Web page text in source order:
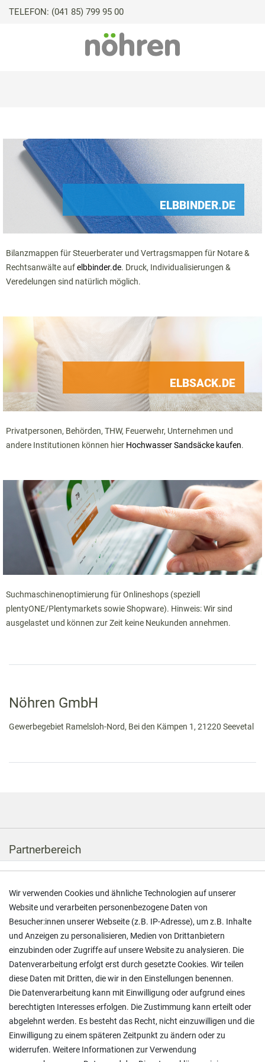
TELEFON: (041 85) 799 95 00
ELBBINDER.DE
Bilanzmappen für Steuerberater und Vertragsmappen für Notare &
Rechtsanwälte aufelbbinder.de. Druck, Individualisierungen &
Veredelungen sind natürlich möglich.
ELBSACK.DE
Privatpersonen, Behörden, THW, Feuerwehr, Unternehmen und
andere Institutionen können hier Hochwasser Sandsäcke kaufen.
Suchmaschinenoptimierung für Onlineshops (speziell
plentyONE/Plentymarkets sowie Shopware). Hinweis: Wir sind
ausgelastet und können zur Zeit keine Neukunden annehmen.
Nöhren GmbH
Gewerbegebiet Ramelsloh-Nord, Bei den Kämpen 1, 21220 Seevetal
Partnerbereich
Rechtliches
Impressum
Datenschutz
Service
Kontakt
Wir verwenden Cookies und ähnliche Technologien auf unserer
Website und verarbeiten personenbezogene Daten von
Besucher:innen unserer Webseite (z.B. IP-Adresse), um z.B. Inhalte
und Anzeigen zu personalisieren, Medien von Drittanbietern
einzubinden oder Zugriffe auf unsere Website zu analysieren. Die
Datenverarbeitung erfolgt erst durch gesetzte Cookies. Wir teilen
diese Daten mit Dritten, die wir in den Einstellungen benennen.
Die Datenverarbeitung kann mit Einwilligung oder aufgrund eines
berechtigten Interesses erfolgen. Die Zustimmung kann erteilt oder
abgelehnt werden. Es besteht das Recht, nicht einzuwilligen und die
Einwilligung zu einem späteren Zeitpunkt zu ändern oder zu
widerrufen. Weitere Informationen zur Verwendung